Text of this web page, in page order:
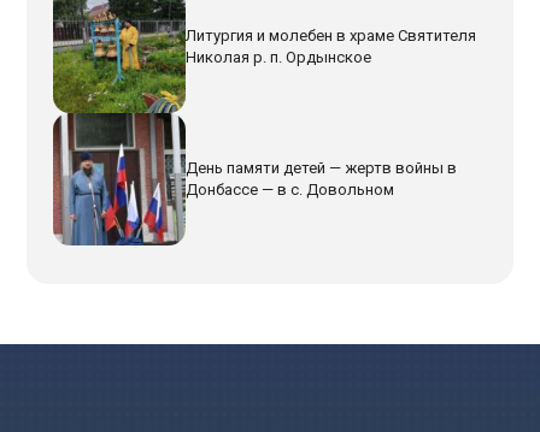
Литургия и молебен в храме Святителя
Николая р. п. Ордынское
День памяти детей — жертв войны в
Донбассе — в с. Довольном